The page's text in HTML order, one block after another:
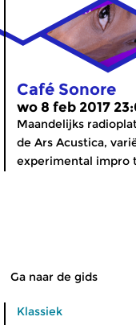
Café Sonore
wo 8 feb 2017
Maandelijks
de Ars Acustica,
experimental impro
Ga naar de gids
Klassiek